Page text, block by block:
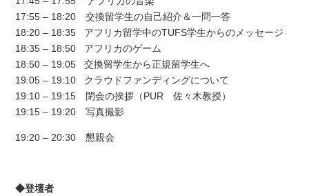
17:55 – 18:20 交換留学生の自己紹介＆一問一答
18:20 – 18:35 アフリカ留学中のTUFS学生からのメッセージ
18:35 – 18:50 アフリカのゲーム
18:50 – 19:05 交換留学生から正規留学生へ
19:05 – 19:10 クラウドファンディングについて
19:10 – 19:15 閉会の挨拶（PUR 佐々木教授）
19:15 – 19:20 写真撮影
19:20 – 20:30 懇親会
◆登壇者